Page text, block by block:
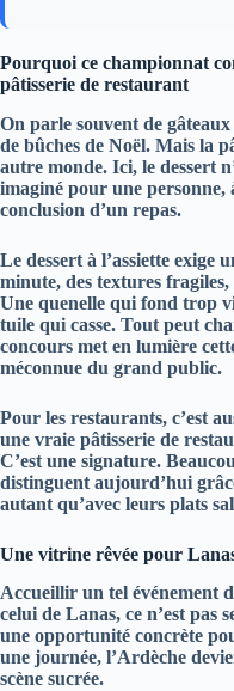
Pourquoi ce championnat
pâtisserie de restaurant
On parle souvent de
de bûches de Noël. Mais la
autre monde. Ici, le dessert
imaginé pour une personne,
conclusion d’un repas.
Le dessert à l’assiette exige
minute, des textures fragiles,
Une quenelle qui fond trop
tuile qui casse. Tout peut
concours met en lumière
méconnue du grand public.
Pour les restaurants, c’est
une vraie pâtisserie de
C’est une signature.
distinguent aujourd’hui
autant qu’avec leurs plats
Une vitrine rêvée pour
Accueillir un tel événement
celui de Lanas, ce n’est pas
une opportunité concrète
une journée, l’Ardèche
scène sucrée.